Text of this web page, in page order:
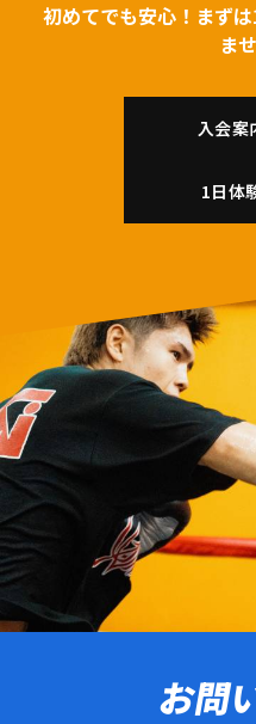
初めてでも安心！まず
ま
入会案
1日体
お問